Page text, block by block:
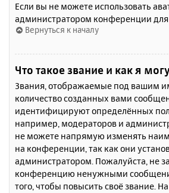
Если вы не можете использовать
администратором конференции
Вернуться к началу
Что такое звание и как я
Звания, отображаемые под вашим
количество созданных вами
идентифицируют определённых
например, модераторов и
не можете напрямую изменять
на конференции, так как они
администратором. Пожалуйста, не
конференцию ненужными
того, чтобы повысить своё звание.